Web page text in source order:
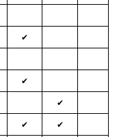
✔
✔
✔
✔
✔